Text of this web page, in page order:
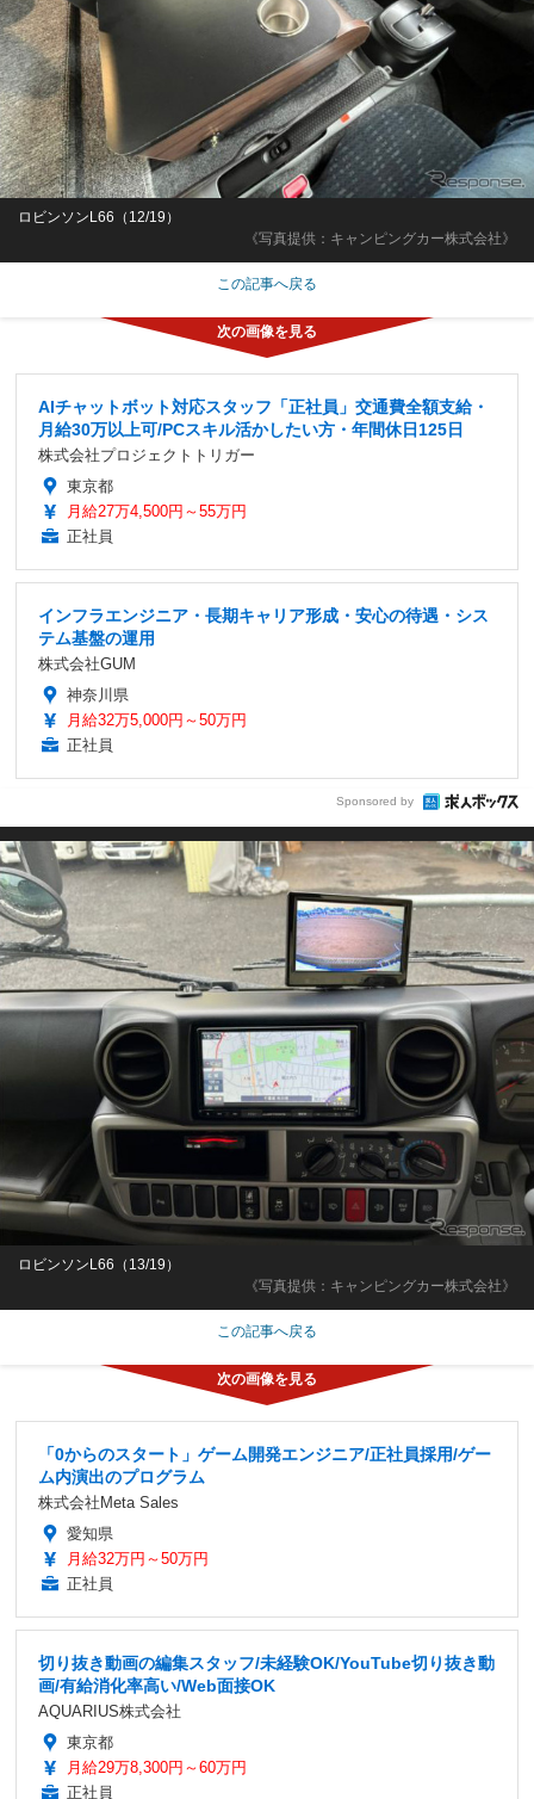
《写真提供：キャンピングカー株式会社》
ロビンソンL66（12/19）
この記事へ戻る
AIチャットボット対応スタッフ「正社員」交通費全額支給・
月給30万以上可/PCスキル活かしたい方・年間休日125日
株式会社プロジェクトトリガー
東京都
月給27万4,500円～55万円
正社員
インフラエンジニア・長期キャリア形成・安心の待遇・シス
テム基盤の運用
株式会社GUM
神奈川県
月給32万5,000円～50万円
正社員
Sponsored by
《写真提供：キャンピングカー株式会社》
ロビンソンL66（13/19）
この記事へ戻る
「0からのスタート」ゲーム開発エンジニア/正社員採用/ゲー
ム内演出のプログラム
株式会社Meta Sales
愛知県
月給32万円～50万円
正社員
切り抜き動画の編集スタッフ/未経験OK/YouTube切り抜き動
画/有給消化率高い/Web面接OK
AQUARIUS株式会社
東京都
月給29万8,300円～60万円
正社員